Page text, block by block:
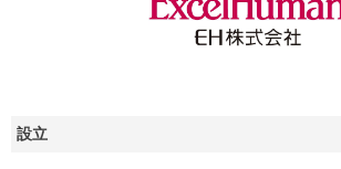
設立